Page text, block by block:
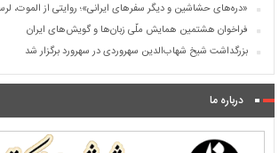
«دره‌های حشاشین و دیگر سفرهای ایرانی»؛ روایتی از الموت،
فراخوان هشتمین همایش ملّی زبان‌ها و گویش‌های ایران
بزرگداشت شیخ شهاب‌الدین سهروردی در سهرورد برگزار شد
درباره ما